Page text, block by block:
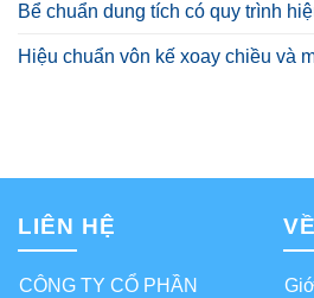
Bể chuẩn dung tích có quy trình
Hiệu chuẩn vôn kế xoay chiều và
LIÊN HỆ
CÔNG TY CỔ PHẦN